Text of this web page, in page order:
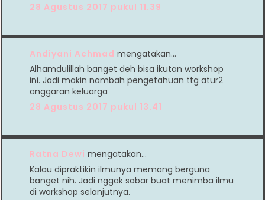
28 Agustus 2017 pukul 11.39
Andiyani Achmad mengatakan…
Alhamdulillah banget deh bisa ikutan workshop
ini. Jadi makin nambah pengetahuan ttg atur2
anggaran keluarga
28 Agustus 2017 pukul 13.41
Ratna Dewi mengatakan…
Kalau dipraktikin ilmunya memang berguna
banget nih. Jadi nggak sabar buat menimba ilmu
di workshop selanjutnya.